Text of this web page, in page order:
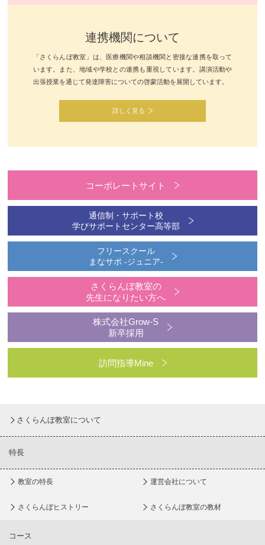
連携機関について
「さくらんぼ教室」は、医療機関や相談機関と密接な連携を取って
います。また、地域や学校との連携も重視しています。講演活動や
出張授業を通じて発達障害についての啓蒙活動を展開しています。
詳しく見る
コーポレートサイト
通信制・サポート校
学びサポートセンター高等部
フリースクール
まなサポ -ジュニア-
さくらんぼ教室の
先生になりたい方へ
株式会社Grow-S
新卒採用
訪問指導Mine
さくらんぼ教室について
特長
教室の特長 運営会社について
さくらんぼヒストリー さくらんぼ教室の教材
コース